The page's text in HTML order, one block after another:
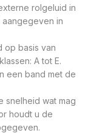
rolgeluid in
in
op basis van
A tot E.
een band met de
snelheid wat mag
houdt u de